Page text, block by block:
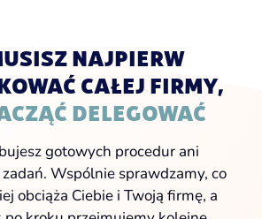
NAJPIERW
CAŁEJ FIRMY,
DELEGOWAĆ
gotowych procedur ani
Wspólnie sprawdzamy, co
obciąża Ciebie i Twoją firmę, a